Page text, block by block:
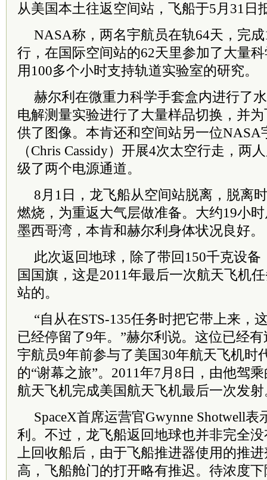
从美国本土往返空间站，飞船于5月31日
NASA称，两名宇航员在轨64天，完
行，在国际空间站的62天里参加了大量
用100多个小时支持轨道实验室的研究。
赫尔利在微重力科学手套盒内进行了
电解测量实验进行了大量样品切换，并
供了图像。本肯还和空间站另一位NASA
（Chris Cassidy）开展4次太空行走，两
级了两个电源通道。
8月1日，龙飞船从空间站脱离，脱离
燃烧，为重返大气层做准备。大约19小
墨西哥湾，本肯和赫尔利身体状况良好。
此次返回地球，除了带回150千克设
国国旗，这是2011年最后一次航天飞机
站的。
“自从在STS-135任务时把它带上来，
已经停留了9年。”赫尔利说。这位已经
宇航员9年前参与了美国30年航天飞机时
的“谢幕之旅”。2011年7月8日，由他驾
航天飞机完成美国航天飞机最后一次发射
SpaceX首席运营官Gwynne Shotwell
利。不过，龙飞船返回地球也并非完全
上回收船后，由于飞船推进器使用的推
高，飞船舱门的打开略有推迟。待浓度